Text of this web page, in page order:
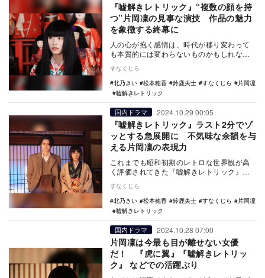
『嘘解きレトリック』“複数の顔を持
つ”片岡凜の見事な演技 作品の魅力
を象徴する終幕に
人の心が抱く感情は、時代が移り変わって
も本質的には変わらないものかもしれな
は、まるで風習のよ…
すなくじら
北乃きい
松本穂香 鈴鹿央士 すなくじら
片岡凜
嘘解きレトリック
国内ドラマ 2024.10.29 00:05
『嘘解きレトリック』ラスト2分でゾ
ッとする急展開に 不気味な余韻を与
える片岡凜の表現力
これまでも昭和初期のレトロな世界観が高
く評価されてきた『嘘解きレトリック』
するスタッフのこ…
すなくじら
北乃きい
松本穂香 鈴鹿央士 すなくじら
片岡凜
嘘解きレトリック
国内ドラマ 2024.10.28 07:00
片岡凜は今最も目が離せない女優
だ！ 『虎に翼』『嘘解きレトリッ
ク』 などでの活躍ぶり